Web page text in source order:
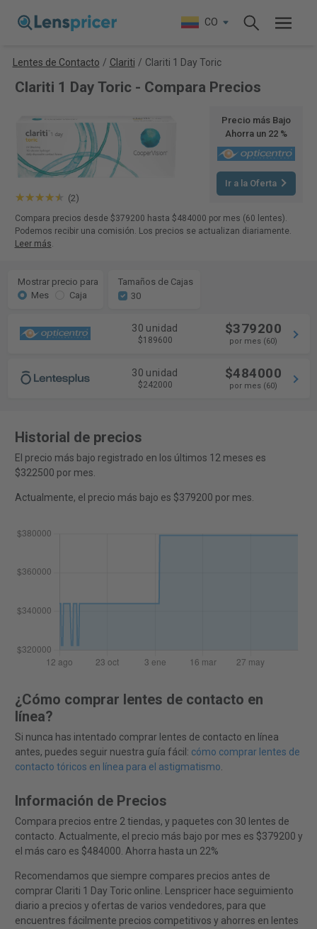
CO
Lentes de Contacto / Clariti / Clariti 1 Day Toric
Clariti 1 Day Toric - Compara Precios
(2)
Precio más Bajo
Ahorra un 22 %
Ir a la Oferta
Compara precios desde $379200 hasta $484000 por mes (60 lentes).
Podemos recibir una comisión. Los precios se actualizan diariamente.
Leer más.
Mostrar precio para
Mes
Caja
Tamaños de Cajas
30
30 unidad
$189600
$379200
por mes (60)
30 unidad
$242000
$484000
por mes (60)
Historial de precios
El precio más bajo registrado en los últimos 12 meses es
$322500 por mes.
Actualmente, el precio más bajo es $379200 por mes.
¿Cómo comprar lentes de contacto en
línea?
Si nunca has intentado comprar lentes de contacto en línea
antes, puedes seguir nuestra guía fácil: cómo comprar lentes de
contacto tóricos en línea para el astigmatismo.
Información de Precios
Compara precios entre 2 tiendas, y paquetes con 30 lentes de
contacto. Actualmente, el precio más bajo por mes es $379200 y
el más caro es $484000. Ahorra hasta un 22%
Recomendamos que siempre compares precios antes de
comprar Clariti 1 Day Toric online. Lenspricer hace seguimiento
diario a precios y ofertas de varios vendedores, para que
encuentres fácilmente precios competitivos y ahorres en lentes